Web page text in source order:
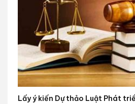
Lấy ý kiến Dự thảo Luật Phát